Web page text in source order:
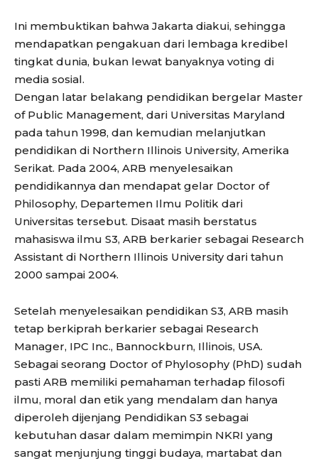
Ini membuktikan bahwa Jakarta diakui, sehingga
mendapatkan pengakuan dari lembaga kredibel
tingkat dunia, bukan lewat banyaknya voting di
media sosial.
Dengan latar belakang pendidikan bergelar Master
of Public Management, dari Universitas Maryland
pada tahun 1998, dan kemudian melanjutkan
pendidikan di Northern Illinois University, Amerika
Serikat. Pada 2004, ARB menyelesaikan
pendidikannya dan mendapat gelar Doctor of
Philosophy, Departemen Ilmu Politik dari
Universitas tersebut. Disaat masih berstatus
mahasiswa ilmu S3, ARB berkarier sebagai Research
Assistant di Northern Illinois University dari tahun
2000 sampai 2004.
Setelah menyelesaikan pendidikan S3, ARB masih
tetap berkiprah berkarier sebagai Research
Manager, IPC Inc., Bannockburn, Illinois, USA.
Sebagai seorang Doctor of Phylosophy (PhD) sudah
pasti ARB memiliki pemahaman terhadap filosofi
ilmu, moral dan etik yang mendalam dan hanya
diperoleh dijenjang Pendidikan S3 sebagai
kebutuhan dasar dalam memimpin NKRI yang
sangat menjunjung tinggi budaya, martabat dan